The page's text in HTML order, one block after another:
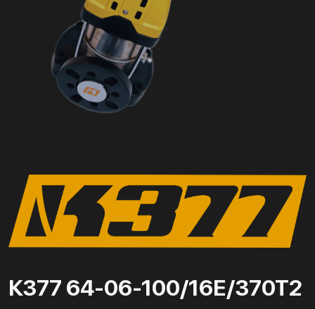
К377 64-06-100/16Е/370Т2